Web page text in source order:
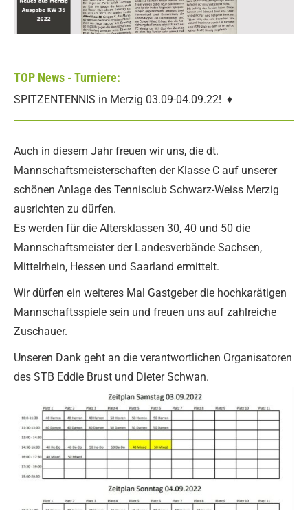
TOP News - Turniere:
SPITZENTENNIS in Merzig 03.09-04.09.22! ♦
Auch in diesem Jahr freuen wir uns, die dt.
Mannschaftsmeisterschaften der Klasse C auf unserer
schönen Anlage des Tennisclub Schwarz-Weiss Merzig
ausrichten zu dürfen.
Es werden für die Altersklassen 30, 40 und 50 die
Mannschaftsmeister der Landesverbände Sachsen,
Mittelrhein, Hessen und Saarland ermittelt.
Wir dürfen ein weiteres Mal Gastgeber die hochkarätigen
Mannschaftsspiele sein und freuen uns auf zahlreiche
Zuschauer.
Unseren Dank geht an die verantwortlichen Organisatoren
des STB Eddie Brust und Dieter Schwan.